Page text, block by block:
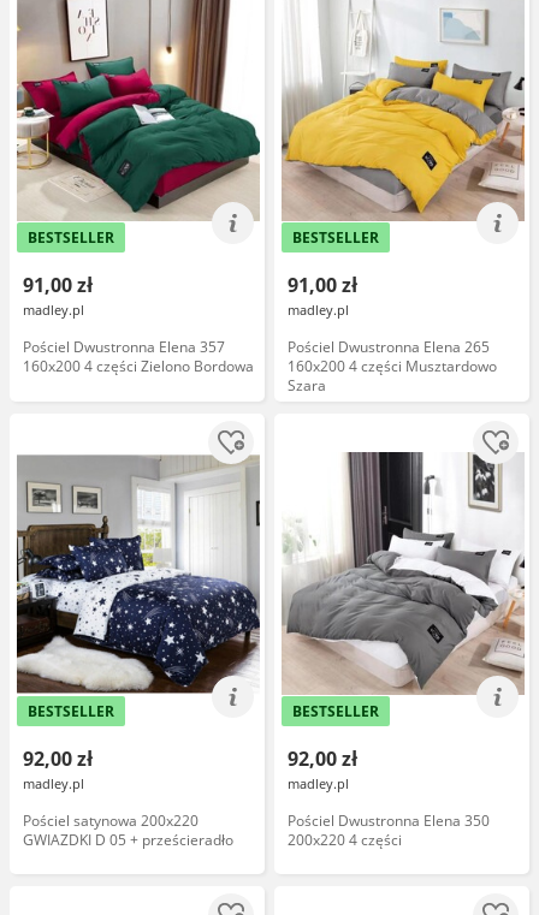
BESTSELLER
91,00 zł
madley.pl
Pościel Dwustronna Elena 357
160x200 4 części Zielono Bordowa
BESTSELLER
91,00 zł
madley.pl
Pościel Dwustronna Elena 265
160x200 4 części Musztardowo
Szara
BESTSELLER
92,00 zł
madley.pl
Pościel satynowa 200x220
GWIAZDKI D 05 + prześcieradło
BESTSELLER
92,00 zł
madley.pl
Pościel Dwustronna Elena 350
200x220 4 części